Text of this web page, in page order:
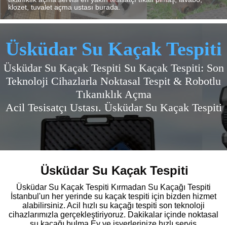
klozet, tuvalet açma ustası burada.
Üsküdar Su Kaçak Tespiti
Üsküdar Su Kaçak Tespiti Su Kaçak Tespiti: Son
Teknoloji Cihazlarla Noktasal Tespit & Robotlu
Tıkanıklık Açma
Acil Tesisatçı Ustası. Üsküdar Su Kaçak Tespiti
Üsküdar Su Kaçak Tespiti
Üsküdar Su Kaçak Tespiti Kırmadan Su Kaçağı Tespiti
İstanbul'un her yerinde su kaçak tespiti için bizden hizmet
alabilirsiniz. Acil hızlı su kaçağı tespiti son teknoloji
cihazlarımızla gerçekleştiriyoruz. Dakikalar içinde noktasal